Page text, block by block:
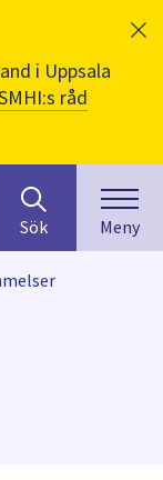
i Uppsala
råd
efter
innehåll
Sök Meny